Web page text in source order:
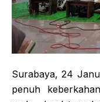
Surabaya, 24
penuh